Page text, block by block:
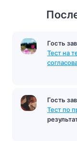
Гость
Тест на
Гость
Тест по